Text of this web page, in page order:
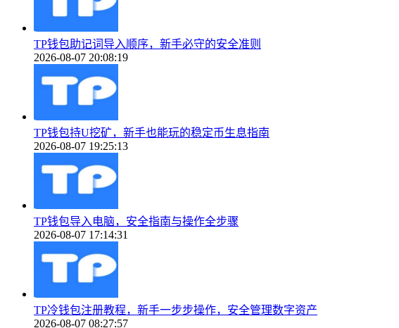
TP钱包助记词导入顺序，新手必守的安全准则
2026-08-07 20:08:19
TP钱包持U挖矿，新手也能玩的稳定币生息指南
2026-08-07 19:25:13
TP钱包导入电脑，安全指南与操作全步骤
2026-08-07 17:14:31
TP冷钱包注册教程，新手一步步操作，安全管理数字资产
2026-08-07 08:27:57